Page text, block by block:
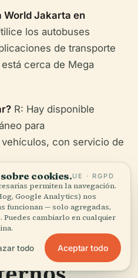
World Jakarta en
los autobuses
de transporte
cerca de Mega
R: Hay disponible
para
con servicio de
cookies.UE · RGPD
permiten la navegación.
Google Analytics) nos
funcionan — solo agregadas,
Puedes cambiarlo en cualquier
todo Aceptar todo